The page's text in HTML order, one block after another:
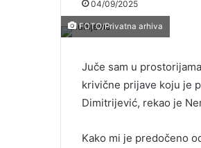
04/09/2025
FOTO/Privatna arhiva
Juče sam u
krivične prijave koju je
Dimitrijević, rekao je
Kako mi je predočeno